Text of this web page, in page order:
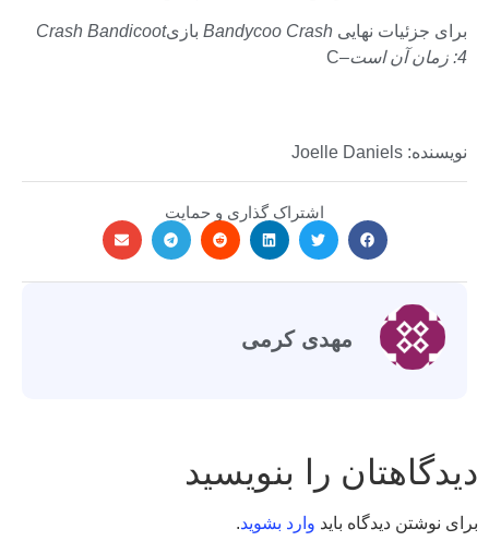
برای جزئیات نهایی Bandycoo Crash بازیCrash Bandicoot
4: زمان آن است
–C
نویسنده: Joelle Daniels
اشتراک گذاری و حمایت
مهدی کرمی
دیدگاهتان را بنویسید
برای نوشتن دیدگاه باید وارد بشوید.